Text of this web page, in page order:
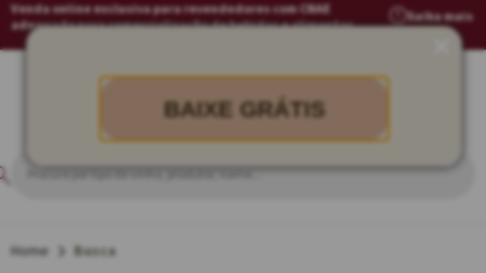
BAIXE GRÁTIS
Venda online exclusiva para revendedores com CNAE
adequado para comercialização de bebidas e alimentos
Saiba mais
Busca